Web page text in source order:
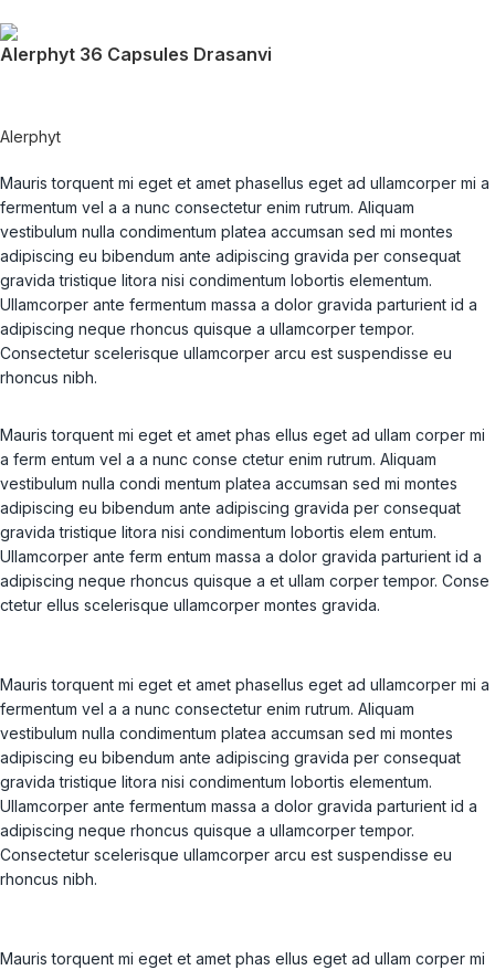
Alerphyt 36 Capsules Drasanvi
Alerphyt
Mauris torquent mi eget et amet phasellus eget ad ullamcorper mi a
fermentum vel a a nunc consectetur enim rutrum. Aliquam
vestibulum nulla condimentum platea accumsan sed mi montes
adipiscing eu bibendum ante adipiscing gravida per consequat
gravida tristique litora nisi condimentum lobortis elementum.
Ullamcorper ante fermentum massa a dolor gravida parturient id a
adipiscing neque rhoncus quisque a ullamcorper tempor.
Consectetur scelerisque ullamcorper arcu est suspendisse eu
rhoncus nibh.
Mauris torquent mi eget et amet phas ellus eget ad ullam corper mi
a ferm entum vel a a nunc conse ctetur enim rutrum. Aliquam
vestibulum nulla condi mentum platea accumsan sed mi montes
adipiscing eu bibendum ante adipiscing gravida per consequat
gravida tristique litora nisi condimentum lobortis elem entum.
Ullamcorper ante ferm entum massa a dolor gravida parturient id a
adipiscing neque rhoncus quisque a et ullam corper tempor. Conse
ctetur ellus scelerisque ullamcorper montes gravida.
Mauris torquent mi eget et amet phasellus eget ad ullamcorper mi a
fermentum vel a a nunc consectetur enim rutrum. Aliquam
vestibulum nulla condimentum platea accumsan sed mi montes
adipiscing eu bibendum ante adipiscing gravida per consequat
gravida tristique litora nisi condimentum lobortis elementum.
Ullamcorper ante fermentum massa a dolor gravida parturient id a
adipiscing neque rhoncus quisque a ullamcorper tempor.
Consectetur scelerisque ullamcorper arcu est suspendisse eu
rhoncus nibh.
Mauris torquent mi eget et amet phas ellus eget ad ullam corper mi